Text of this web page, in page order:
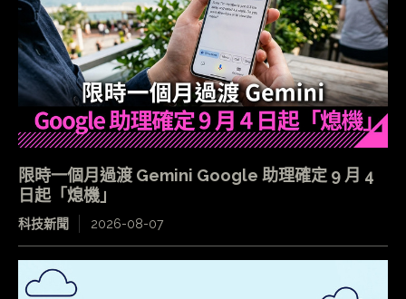
限時一個月過渡 Gemini Google 助理確定 9 月 4
日起「熄機」
科技新聞 2026-08-07